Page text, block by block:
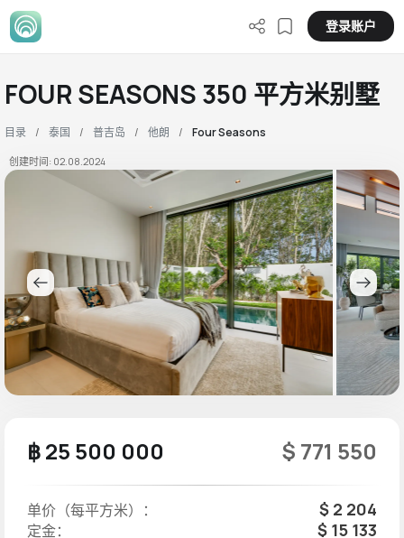
登录账户
FOUR SEASONS 350 平方米别墅
目录 泰国 普吉岛 他朗 Four Seasons
创建时间: 02.08.2024
฿ 25 500 000 $ 771 550
单价（每平方米）： $ 2 204
定金： $ 15 133